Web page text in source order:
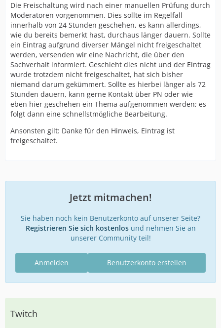
Die Freischaltung wird nach einer manuellen Prüfung durch
Moderatoren vorgenommen. Dies sollte im Regelfall
innerhalb von 24 Stunden geschehen, es kann allerdings,
wie du bereits bemerkt hast, durchaus länger dauern. Sollte
ein Eintrag aufgrund diverser Mängel nicht freigeschaltet
werden, versenden wir eine Nachricht, die über den
Sachverhalt informiert. Geschieht dies nicht und der Eintrag
wurde trotzdem nicht freigeschaltet, hat sich bisher
niemand darum gekümmert. Sollte es hierbei länger als 72
Stunden dauern, kann gerne Kontakt über PN oder wie
eben hier geschehen ein Thema aufgenommen werden; es
folgt dann eine schnellstmögliche Bearbeitung.
Ansonsten gilt: Danke für den Hinweis, Eintrag ist
freigeschaltet.
Jetzt mitmachen!
Sie haben noch kein Benutzerkonto auf unserer Seite?
Registrieren Sie sich kostenlosund nehmen Sie an
unserer Community teil!
Benutzerkonto erstellen
Anmelden
Twitch